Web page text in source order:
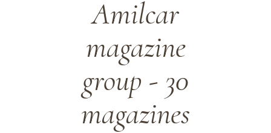
Amilcar
magazine
group - 30
magazines